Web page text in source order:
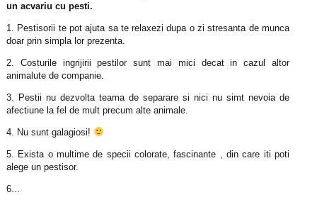
un acvariu cu pesti.
1. Pestisorii te pot ajuta sa te relaxezi dupa o zi stresanta de munca
doar prin simpla lor prezenta.
2. Costurile ingrijirii pestilor sunt mai mici decat in cazul altor
animalute de companie.
3. Pestii nu dezvolta teama de separare si nici nu simt nevoia de
afectiune la fel de mult precum alte animale.
4. Nu sunt galagiosi!
5. Exista o multime de specii colorate, fascinante , din care iti poti
alege un pestisor.
6...